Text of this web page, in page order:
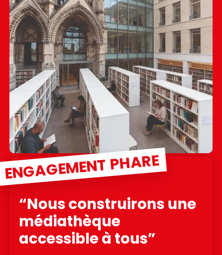
ENGAGEMENT PHARE
“Nous construirons une
médiathèque
accessible à tous”